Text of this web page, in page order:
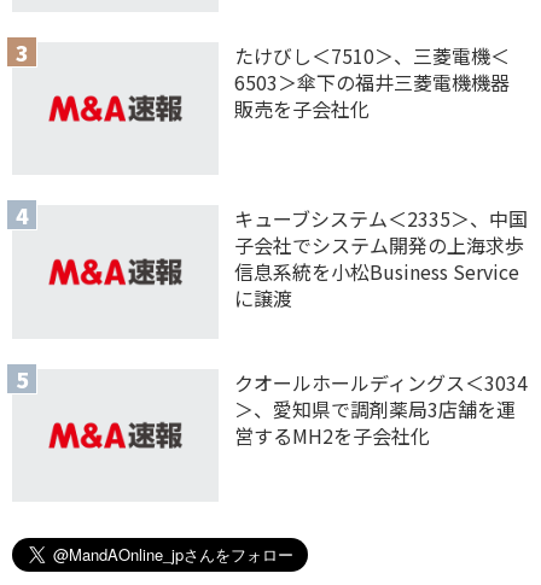
たけびし＜7510＞、三菱電機＜
6503＞傘下の福井三菱電機機器
販売を子会社化
キューブシステム＜2335＞、中国
子会社でシステム開発の上海求歩
信息系統を小松Business Service
に譲渡
クオールホールディングス＜3034
＞、愛知県で調剤薬局3店舗を運
営するMH2を子会社化